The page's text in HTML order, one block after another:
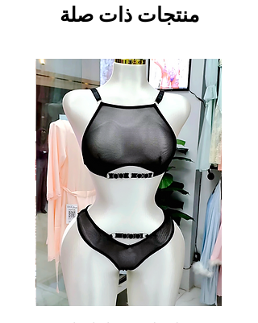
منتجات ذات صلة